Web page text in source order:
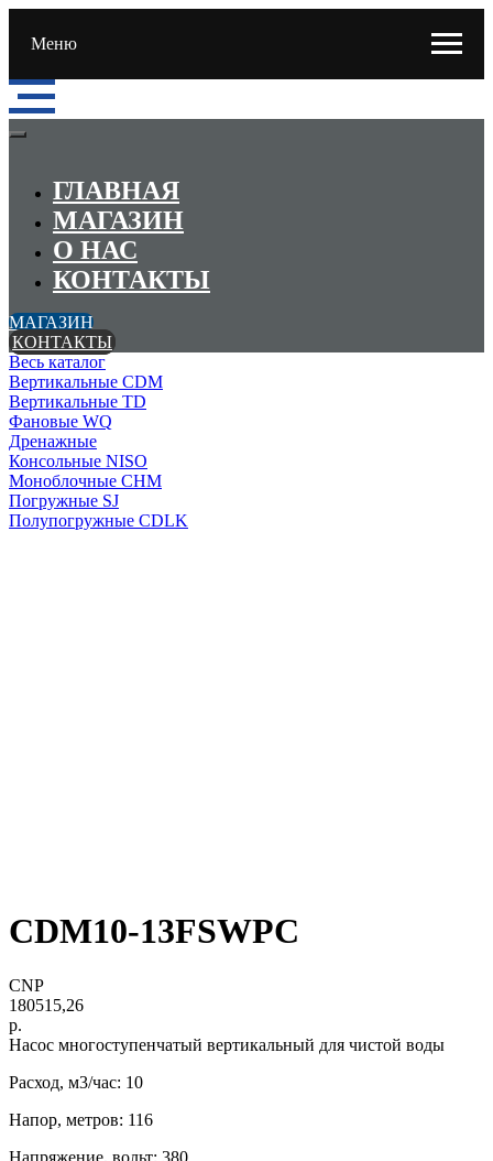
Меню
ГЛАВНАЯ
МАГАЗИН
О НАС
КОНТАКТЫ
МАГАЗИН
КОНТАКТЫ
Весь каталог
Вертикальные CDM
Вертикальные TD
Фановые WQ
Дренажные
Консольные NISO
Моноблочные CHМ
Погружные SJ
Полупогружные CDLK
CDM10-13FSWPC
CNP
180515,26
р.
Нacоc многоступенчатый вертикaльный для чистoй воды
Расход, м3/час: 10
Напор, метров: 116
Напряжение, вольт: 380